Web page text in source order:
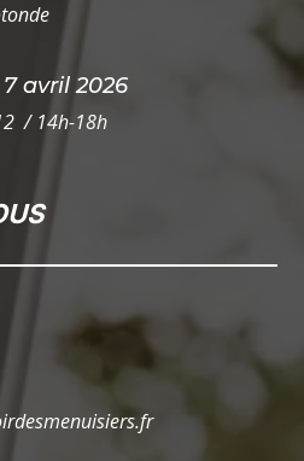
avril 2026
/ 14h-18h